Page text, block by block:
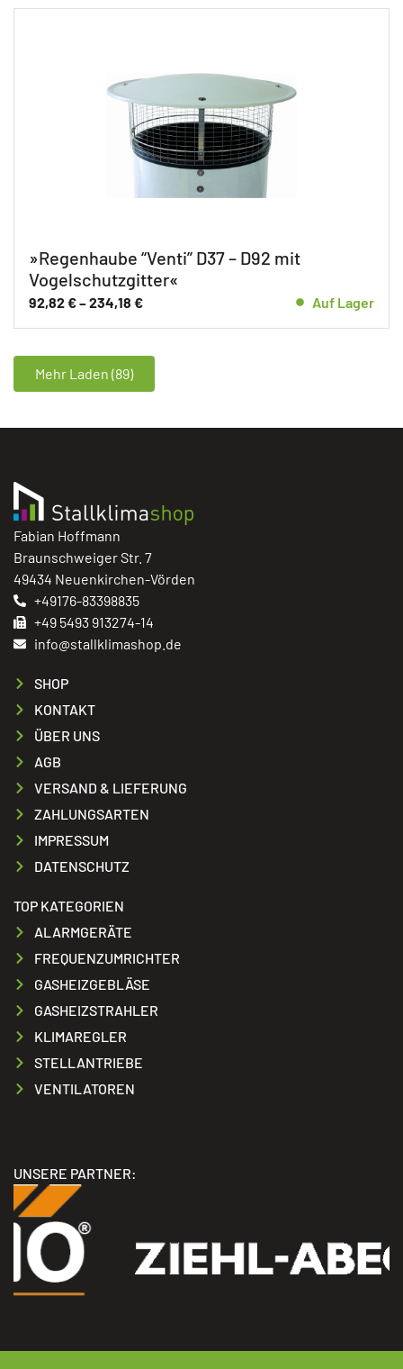
»Regenhaube “Venti” D37 – D92 mit
Vogelschutzgitter«
92,82 €–234,18 € Auf Lager
Mehr Laden (89)
Fabian Hoffmann
Braunschweiger Str. 7
49434 Neuenkirchen-Vörden
+49176-83398835
+49 5493 913274-14
info@stallklimashop.de
SHOP
KONTAKT
ÜBER UNS
AGB
VERSAND & LIEFERUNG
ZAHLUNGSARTEN
IMPRESSUM
DATENSCHUTZ
TOP KATEGORIEN
ALARMGERÄTE
FREQUENZUMRICHTER
GASHEIZGEBLÄSE
GASHEIZSTRAHLER
KLIMAREGLER
STELLANTRIEBE
VENTILATOREN
UNSERE PARTNER: